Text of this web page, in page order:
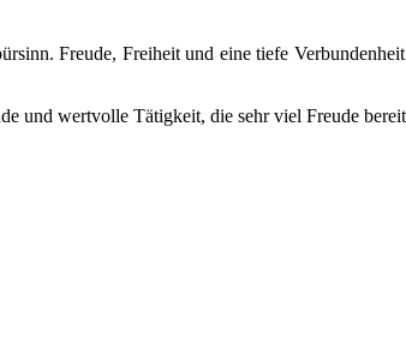
Freude, Freiheit und eine tiefe
und wertvolle Tätigkeit, die sehr viel Freude